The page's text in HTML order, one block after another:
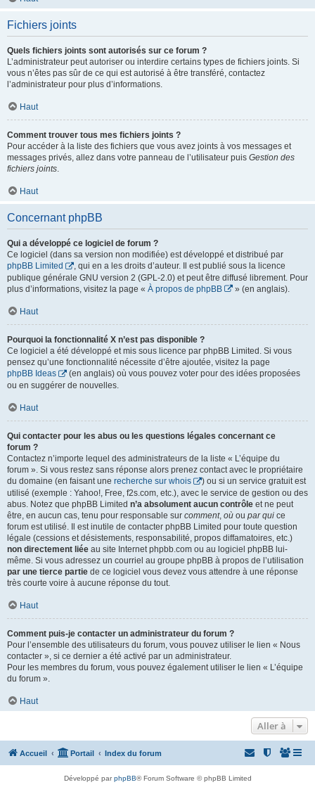
Fichiers joints
Quels fichiers joints sont autorisés sur ce forum ?
L’administrateur peut autoriser ou interdire certains types de fichiers joints. Si
vous n’êtes pas sûr de ce qui est autorisé à être transféré, contactez
l’administrateur pour plus d’informations.
Haut
Comment trouver tous mes fichiers joints ?
Pour accéder à la liste des fichiers que vous avez joints à vos messages et
messages privés, allez dans votre panneau de l’utilisateur puis Gestion des
fichiers joints.
Haut
Concernant phpBB
Qui a développé ce logiciel de forum ?
Ce logiciel (dans sa version non modifiée) est développé et distribué par
phpBB Limited
, qui en a les droits d’auteur. Il est publié sous la licence
publique générale GNU version 2 (GPL-2.0) et peut être diffusé librement. Pour
plus d’informations, visitez la page « À propos de phpBB » (en anglais).
Haut
Pourquoi la fonctionnalité X n’est pas disponible ?
Ce logiciel a été développé et mis sous licence par phpBB Limited. Si vous
pensez qu’une fonctionnalité nécessite d’être ajoutée, visitez la page
phpBB Ideas
(en anglais) où vous pouvez voter pour des idées proposées
ou en suggérer de nouvelles.
Haut
Qui contacter pour les abus ou les questions légales concernant ce
forum ?
Contactez n’importe lequel des administrateurs de la liste « L’équipe du
forum ». Si vous restez sans réponse alors prenez contact avec le propriétaire
du domaine (en faisant une recherche sur whois
) ou si un service gratuit est
utilisé (exemple : Yahoo!, Free, f2s.com, etc.), avec le service de gestion ou des
abus. Notez que phpBB Limited n’a absolument aucun contrôle et ne peut
être, en aucun cas, tenu pour responsable sur comment, où ou par qui ce
forum est utilisé. Il est inutile de contacter phpBB Limited pour toute question
légale (cessions et désistements, responsabilité, propos diffamatoires, etc.)
non directement liée au site Internet phpbb.com ou au logiciel phpBB lui-
même. Si vous adressez un courriel au groupe phpBB à propos de l’utilisation
par une tierce partie de ce logiciel vous devez vous attendre à une réponse
très courte voire à aucune réponse du tout.
Haut
Comment puis-je contacter un administrateur du forum ?
Pour l’ensemble des utilisateurs du forum, vous pouvez utiliser le lien « Nous
contacter », si ce dernier a été activé par un administrateur.
Pour les membres du forum, vous pouvez également utiliser le lien « L’équipe
du forum ».
Haut
Aller à
Accueil Portail Index du forum
Développé parphpBB® Forum Software © phpBB Limited